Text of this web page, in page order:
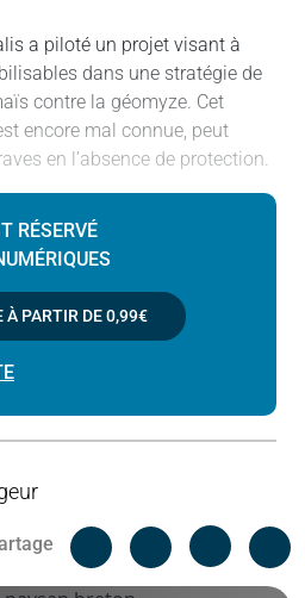
a piloté un projet visant à
dans une stratégie de
contre la géomyze. Cet
encore mal connue, peut
en l’absence de protection.
RÉSERVÉ
À PARTIR DE0,99€
Facebook
Linked